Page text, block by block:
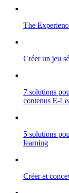
The
Créer un jeu
7 solutions
contenus E-
5 solutions
learning
Créer et